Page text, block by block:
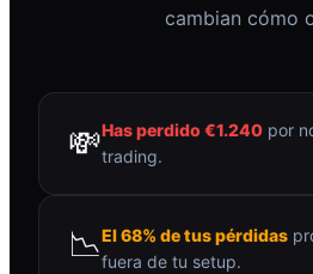
cambian cómo
💸Has perdido €1.240 por
trading.
📉El 68% de tus pérdidas
fuera de tu setup.